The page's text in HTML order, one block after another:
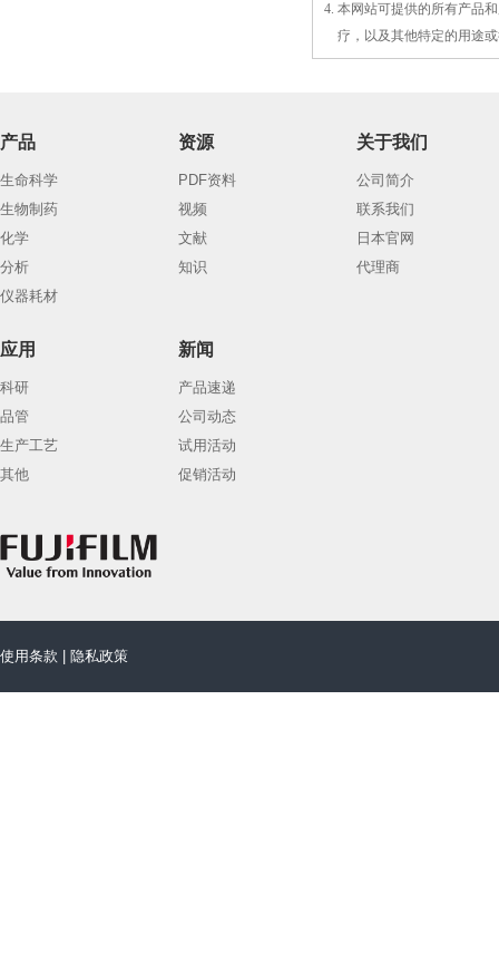
4. 本网站可提供的所有产品
疗，以及其他特定的用途
产品
生命科学
生物制药
化学
分析
仪器耗材
资源
PDF资料
视频
文献
知识
关于我们
公司简介
联系我们
日本官网
代理商
应用
科研
品管
生产工艺
其他
新闻
产品速递
公司动态
试用活动
促销活动
使用条款 隐私政策